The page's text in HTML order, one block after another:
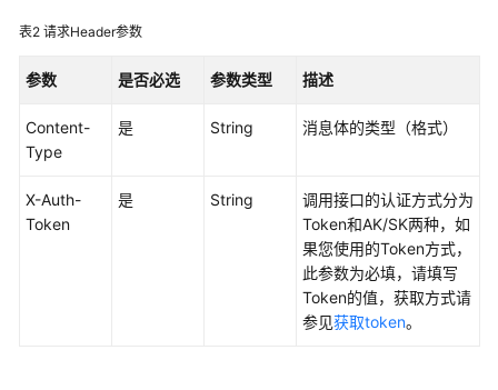
入
户
指
最
表2 请求Header参数
参数 是否必选 参数类型 描述
Content-
Type
是 String 消息体的类型（格式）
X-Auth-
Token
是 String
调用接口的认证方式分为
Token和AK/SK两种，如
果您使用的Token方式，
此参数为必填，请填写
Token的值，获取方式请
参见获取token。